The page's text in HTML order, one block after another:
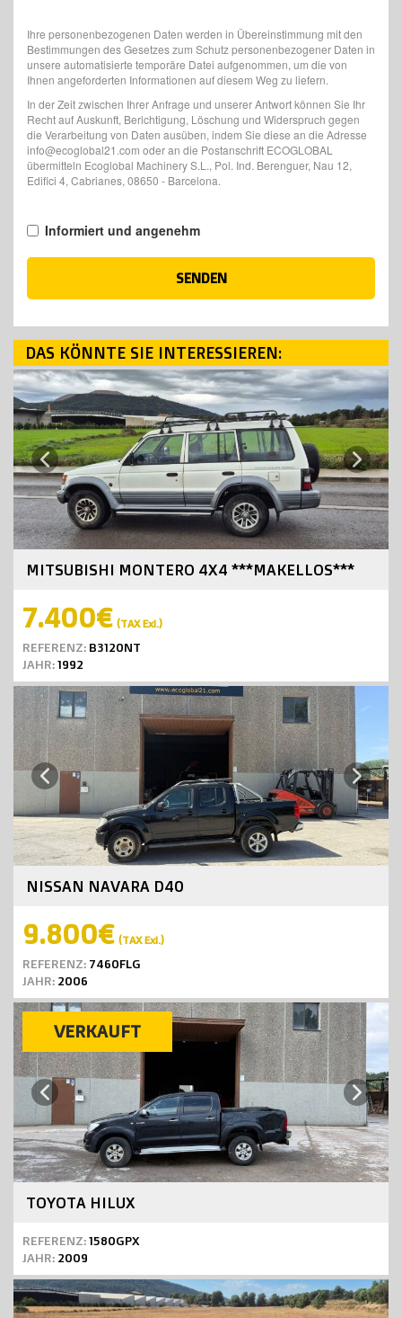
Ihre personenbezogenen Daten werden in Übereinstimmung mit den
Bestimmungen des Gesetzes zum Schutz personenbezogener Daten in
unsere automatisierte temporäre Datei aufgenommen, um die von
Ihnen angeforderten Informationen auf diesem Weg zu liefern.
In der Zeit zwischen Ihrer Anfrage und unserer Antwort können Sie Ihr
Recht auf Auskunft, Berichtigung, Löschung und Widerspruch gegen
die Verarbeitung von Daten ausüben, indem Sie diese an die Adresse
info@ecoglobal21.com oder an die Postanschrift ECOGLOBAL
übermitteln Ecoglobal Machinery S.L., Pol. Ind. Berenguer, Nau 12,
Edifici 4, Cabrianes, 08650 - Barcelona.
Informiert und angenehm
SENDEN
DAS KÖNNTE SIE INTERESSIEREN:
Previous Next
MITSUBISHI MONTERO 4X4 ***MAKELLOS***
7.400€ (TAX Exl.)
REFERENZ: B3120NT
JAHR:1992
Previous Next
NISSAN NAVARA D40
9.800€ (TAX Exl.)
REFERENZ: 7460FLG
JAHR: 2006
Previous
VERKAUFT
Next
TOYOTA HILUX
REFERENZ:1580GPX
JAHR: 2009